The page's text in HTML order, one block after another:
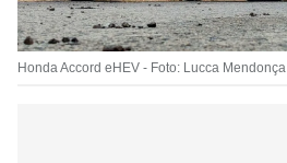
Honda Accord eHEV - Foto: Lucca Mendonça